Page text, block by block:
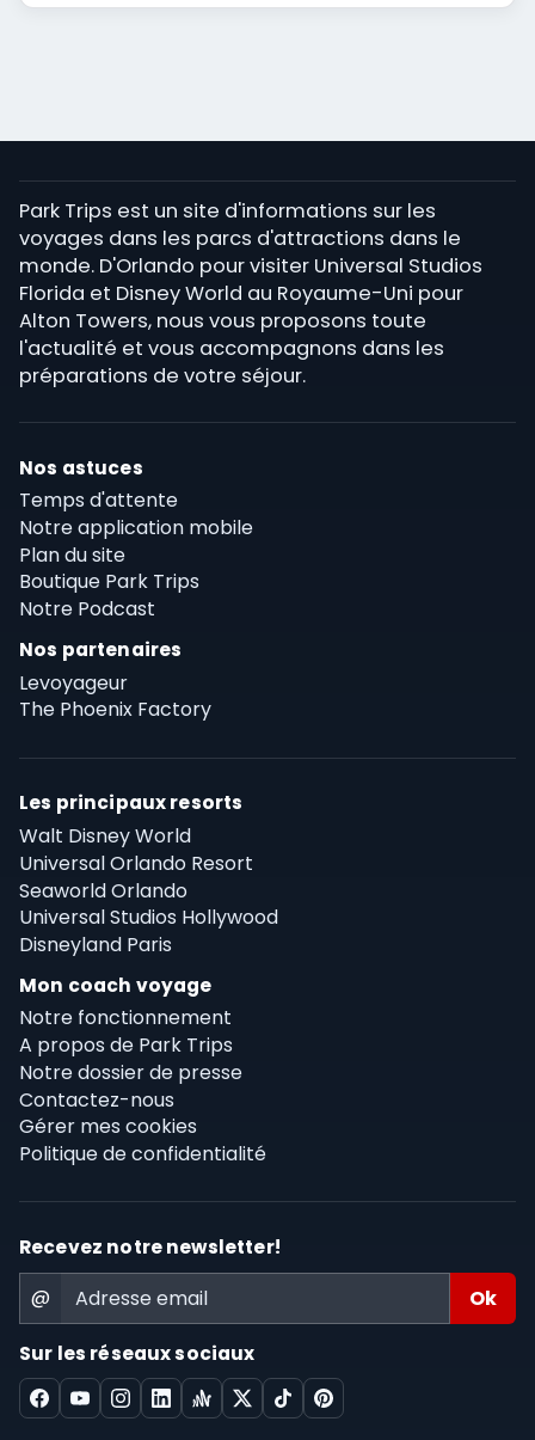
Park Trips est un site d'informations sur les
voyages dans les parcs d'attractions dans le
monde. D'Orlando pour visiter Universal Studios
Florida et Disney World au Royaume-Uni pour
Alton Towers, nous vous proposons toute
l'actualité et vous accompagnons dans les
préparations de votre séjour.
Nos astuces
Temps d'attente
Notre application mobile
Plan du site
Boutique Park Trips
Notre Podcast
Nos partenaires
Levoyageur
The Phoenix Factory
Les principaux resorts
Walt Disney World
Universal Orlando Resort
Seaworld Orlando
Universal Studios Hollywood
Disneyland Paris
Mon coach voyage
Notre fonctionnement
A propos de Park Trips
Notre dossier de presse
Contactez-nous
Gérer mes cookies
Politique de confidentialité
Recevez notre newsletter!
@
Sur les réseaux sociaux